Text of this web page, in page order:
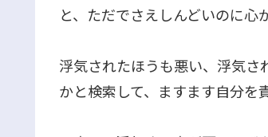
と、ただでさえしんどいのに心
浮気されたほうも悪い、浮気
かと検索して、ますます自分を